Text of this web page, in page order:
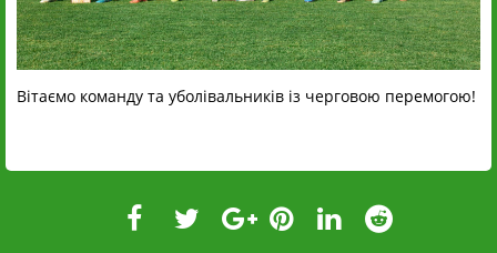
Вітаємо команду та уболівальників із черговою перемогою!